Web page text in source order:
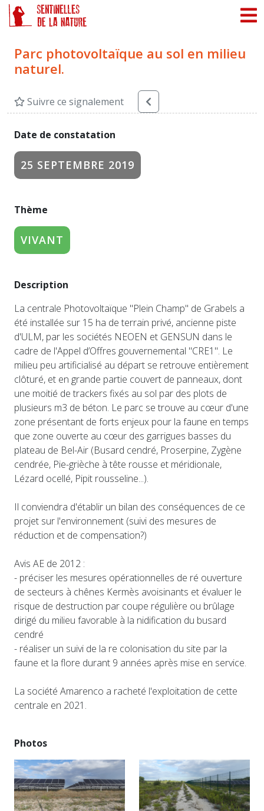
Parc photovoltaïque au sol en milieu
naturel.
Suivre ce signalement
Date de constatation
25 SEPTEMBRE 2019
Thème
VIVANT
Description
La centrale Photovoltaïque "Plein Champ" de Grabels a
été installée sur 15 ha de terrain privé, ancienne piste
d'ULM, par les sociétés NEOEN et GENSUN dans le
cadre de l'Appel d’Offres gouvernemental "CRE1". Le
milieu peu artificialisé au départ se retrouve entièrement
clôturé, et en grande partie couvert de panneaux, dont
une moitié de trackers fixés au sol par des plots de
plusieurs m3 de béton. Le parc se trouve au cœur d'une
zone présentant de forts enjeux pour la faune en temps
que zone ouverte au cœur des garrigues basses du
plateau de Bel-Air (Busard cendré, Proserpine, Zygène
cendrée, Pie-grièche à tête rousse et méridionale,
Lézard ocellé, Pipit rousseline...).
Il conviendra d'établir un bilan des conséquences de ce
projet sur l'environnement (suivi des mesures de
réduction et de compensation?)
Avis AE de 2012 :
- préciser les mesures opérationnelles de ré ouverture
de secteurs à chênes Kermès avoisinants et évaluer le
risque de destruction par coupe régulière ou brûlage
dirigé du milieu favorable à la nidification du busard
cendré
- réaliser un suivi de la re colonisation du site par la
faune et la flore durant 9 années après mise en service.
La société Amarenco a racheté l'exploitation de cette
centrale en 2021.
Photos
Panneau de gestion des cookies